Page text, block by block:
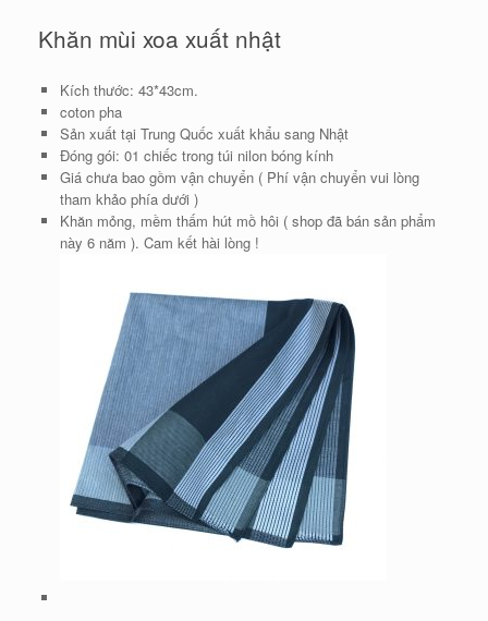
Khăn mùi xoa xuất nhật
Kích thước: 43*43cm.
coton pha
Sản xuất tại Trung Quốc xuất khẩu sang Nhật
Đóng gói: 01 chiếc trong túi nilon bóng kính
Giá chưa bao gồm vận chuyển ( Phí vận chuyển vui lòng
tham khảo phía dưới )
Khăn mỏng, mềm thấm hút mồ hôi ( shop đã bán sản phẩm
này 6 năm ). Cam kết hài lòng !